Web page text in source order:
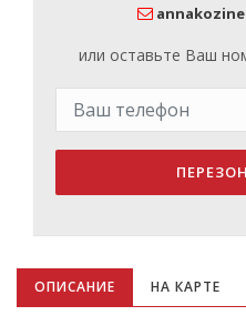
или оставьте Ваш
ОПИСАНИЕ НА КАРТЕ